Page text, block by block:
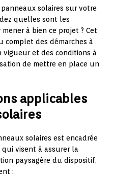
solaires sur votre
quelles sont les
à bien ce projet ? Cet
des démarches à
vigueur et des conditions à
de mettre en place un
applicables
solaires est encadrée
visent à assurer la
paysagère du dispositif.
: